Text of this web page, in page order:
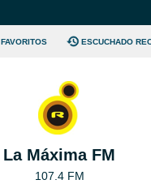
FAVORITOS ESCUCHADO
La Máxima FM
107.4 FM